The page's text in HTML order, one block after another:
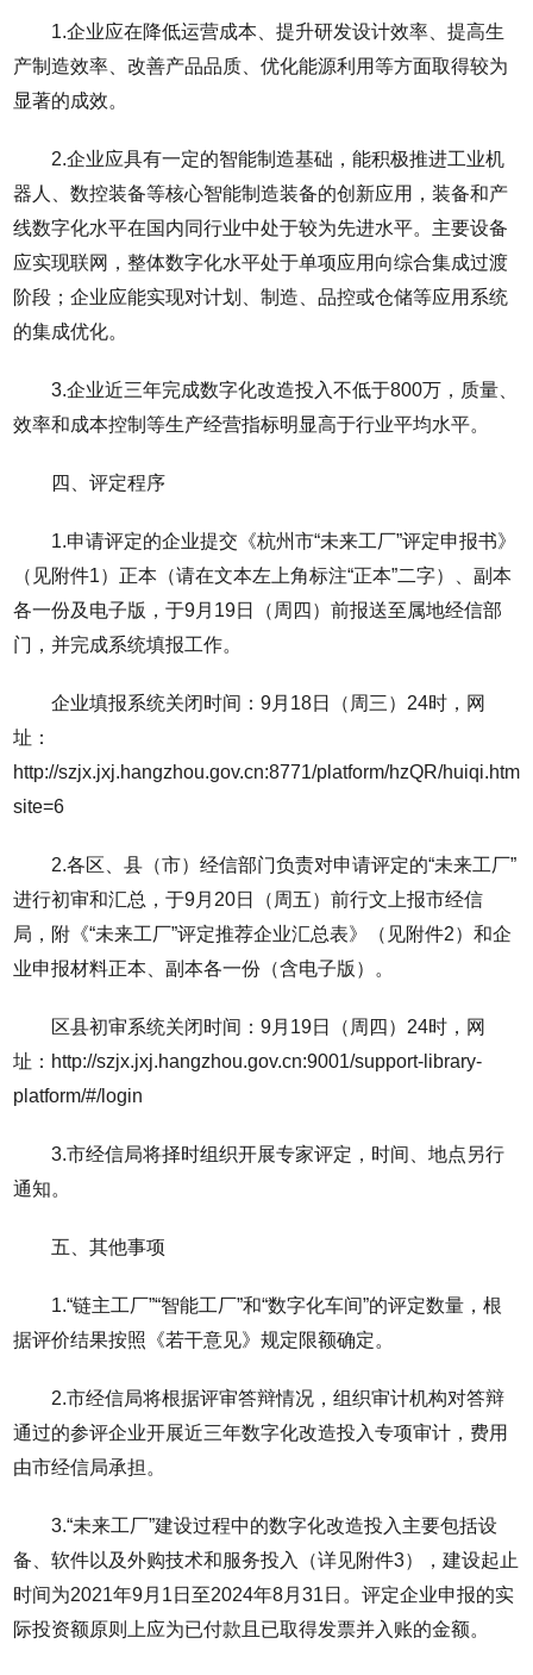
1.企业应在降低运营成本、提升研发设计效率、提高生
产制造效率、改善产品品质、优化能源利用等方面取得较为
显著的成效。
2.企业应具有一定的智能制造基础，能积极推进工业机
器人、数控装备等核心智能制造装备的创新应用，装备和产
线数字化水平在国内同行业中处于较为先进水平。主要设备
应实现联网，整体数字化水平处于单项应用向综合集成过渡
阶段；企业应能实现对计划、制造、品控或仓储等应用系统
的集成优化。
3.企业近三年完成数字化改造投入不低于800万，质量、
效率和成本控制等生产经营指标明显高于行业平均水平。
四、评定程序
1.申请评定的企业提交《杭州市“未来工厂”评定申报书》
（见附件1）正本（请在文本左上角标注“正本”二字）、副本
各一份及电子版，于9月19日（周四）前报送至属地经信部
门，并完成系统填报工作。
企业填报系统关闭时间：9月18日（周三）24时，网
址：
http://szjx.jxj.hangzhou.gov.cn:8771/platform/hzQR/huiqi.htm?
site=6
2.各区、县（市）经信部门负责对申请评定的“未来工厂”
进行初审和汇总，于9月20日（周五）前行文上报市经信
局，附《“未来工厂”评定推荐企业汇总表》（见附件2）和企
业申报材料正本、副本各一份（含电子版）。
区县初审系统关闭时间：9月19日（周四）24时，网
址：http://szjx.jxj.hangzhou.gov.cn:9001/support-library-
platform/#/login
3.市经信局将择时组织开展专家评定，时间、地点另行
通知。
五、其他事项
1.“链主工厂”“智能工厂”和“数字化车间”的评定数量，根
据评价结果按照《若干意见》规定限额确定。
2.市经信局将根据评审答辩情况，组织审计机构对答辩
通过的参评企业开展近三年数字化改造投入专项审计，费用
由市经信局承担。
3.“未来工厂”建设过程中的数字化改造投入主要包括设
备、软件以及外购技术和服务投入（详见附件3），建设起止
时间为2021年9月1日至2024年8月31日。评定企业申报的实
际投资额原则上应为已付款且已取得发票并入账的金额。